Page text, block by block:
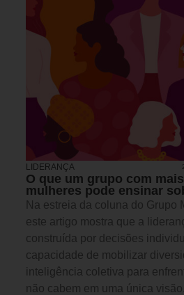
LIDERANÇA
O que um grupo com
mulheres pode ensinar
Na estreia da coluna do Grupo
este artigo mostra que a
construída por decisões
capacidade de mobilizar
inteligência coletiva para
não cabem em uma única visão.